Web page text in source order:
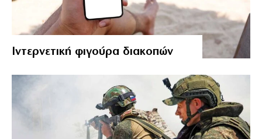
Ιντερνετική φιγούρα διακοπών